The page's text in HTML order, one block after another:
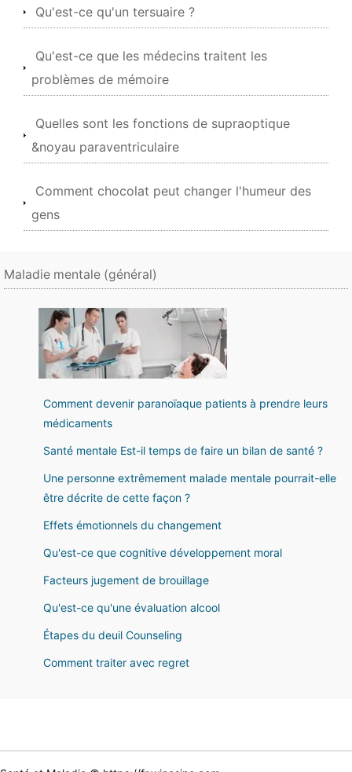
Qu'est-ce qu'un tersuaire ?
Qu'est-ce que les médecins traitent les
problèmes de mémoire
Quelles sont les fonctions de supraoptique
&noyau paraventriculaire
Comment chocolat peut changer l'humeur des
gens
Maladie mentale (général)
Comment devenir paranoïaque patients à prendre leurs
médicaments
Santé mentale Est-il temps de faire un bilan de santé ?
Une personne extrêmement malade mentale pourrait-elle
être décrite de cette façon ?
Effets émotionnels du changement
Qu'est-ce que cognitive développement moral
Facteurs jugement de brouillage
Qu'est-ce qu'une évaluation alcool
Étapes du deuil Counseling
Comment traiter avec regret